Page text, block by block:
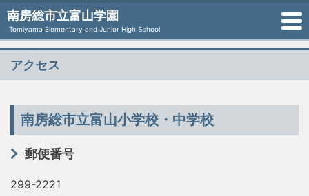
南房総市立富山学園
Tomiyama Elementary and Junior High School
アクセス
南房総市立富山小学校・中学校
郵便番号
299-2221